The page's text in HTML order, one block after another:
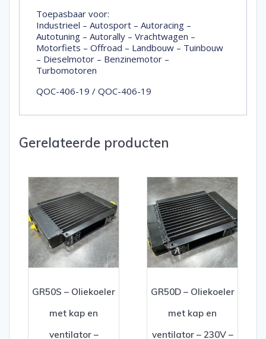
Toepasbaar voor:
Industrieel – Autosport – Autoracing –
Autotuning – Autorally – Vrachtwagen –
Motorfiets – Offroad – Landbouw – Tuinbouw
– Dieselmotor – Benzinemotor –
Turbomotoren
QOC-406-19 / QOC-406-19
Gerelateerde producten
GR50S – Oliekoeler
met kap en
ventilator –
GR50D – Oliekoeler
met kap en
ventilator – 230V –